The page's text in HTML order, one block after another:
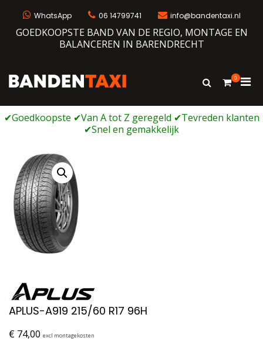
WhatsApp 06 14799741 info@bandentaxi.nl
GOEDKOOPSTE BAND VAN DE REGIO, MONTAGE EN
BALANCEREN IN BARENDRECHT
Bandengarage met eigen webshop
Toon
0
voor
APLUS-A919 215/60 R17 96H
€ 74,00 excl montagekosten